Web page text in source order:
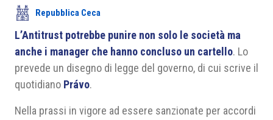
Progetti
Area riservata
Repubblica Ceca
L’Antitrust potrebbe punire non solo le società ma
anche i manager che hanno concluso un cartello. Lo
prevede un disegno di legge del governo, di cui scrive il
quotidiano Právo.
Nella prassi in vigore ad essere sanzionate per accordi